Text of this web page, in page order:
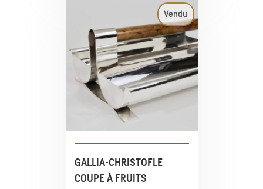
Vendu
GALLIA-CHRISTOFLE
COUPE À FRUITS